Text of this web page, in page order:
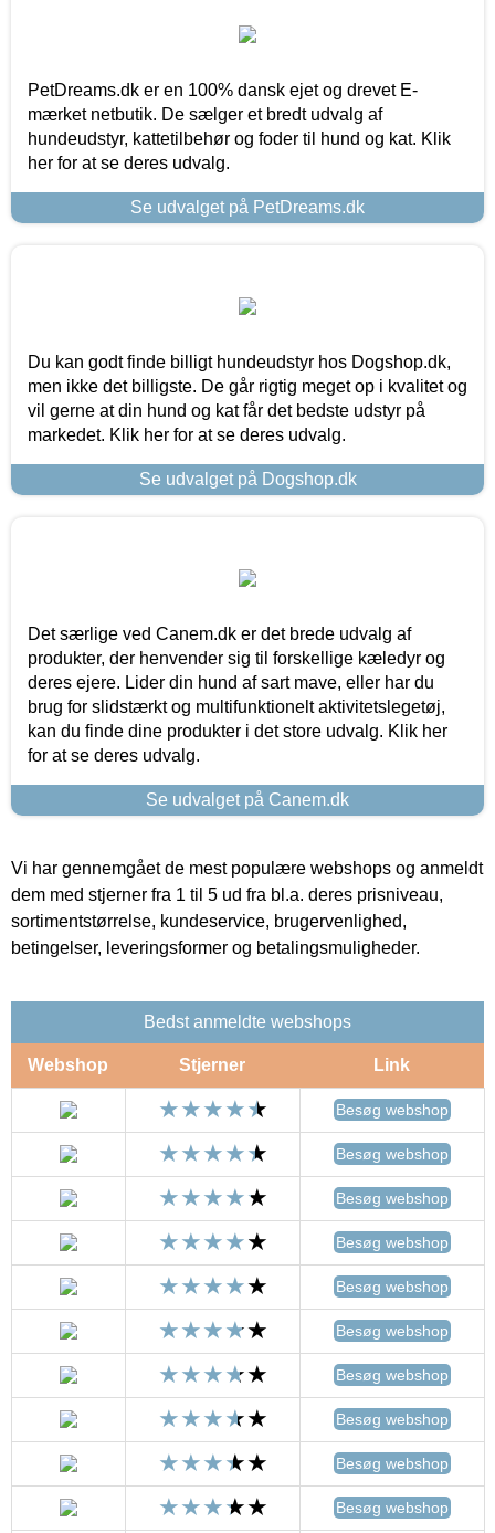
PetDreams.dk er en 100% dansk ejet og drevet E-
mærket netbutik. De sælger et bredt udvalg af
hundeudstyr, kattetilbehør og foder til hund og kat. Klik
her for at se deres udvalg.
Se udvalget på PetDreams.dk
Du kan godt finde billigt hundeudstyr hos Dogshop.dk,
men ikke det billigste. De går rigtig meget op i kvalitet og
vil gerne at din hund og kat får det bedste udstyr på
markedet. Klik her for at se deres udvalg.
Se udvalget på Dogshop.dk
Det særlige ved Canem.dk er det brede udvalg af
produkter, der henvender sig til forskellige kæledyr og
deres ejere. Lider din hund af sart mave, eller har du
brug for slidstærkt og multifunktionelt aktivitetslegetøj,
kan du finde dine produkter i det store udvalg. Klik her
for at se deres udvalg.
Se udvalget på Canem.dk
Vi har gennemgået de mest populære webshops og anmeldt
dem med stjerner fra 1 til 5 ud fra bl.a. deres prisniveau,
sortimentstørrelse, kundeservice, brugervenlighed,
betingelser, leveringsformer og betalingsmuligheder.
Bedst anmeldte webshops
Webshop Stjerner Link
Besøg webshop
Besøg webshop
Besøg webshop
Besøg webshop
Besøg webshop
Besøg webshop
Besøg webshop
Besøg webshop
Besøg webshop
Besøg webshop